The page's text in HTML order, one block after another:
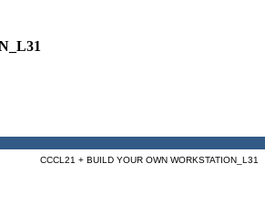
CCCL21 + BUILD YOUR OWN WORKSTATION_L31